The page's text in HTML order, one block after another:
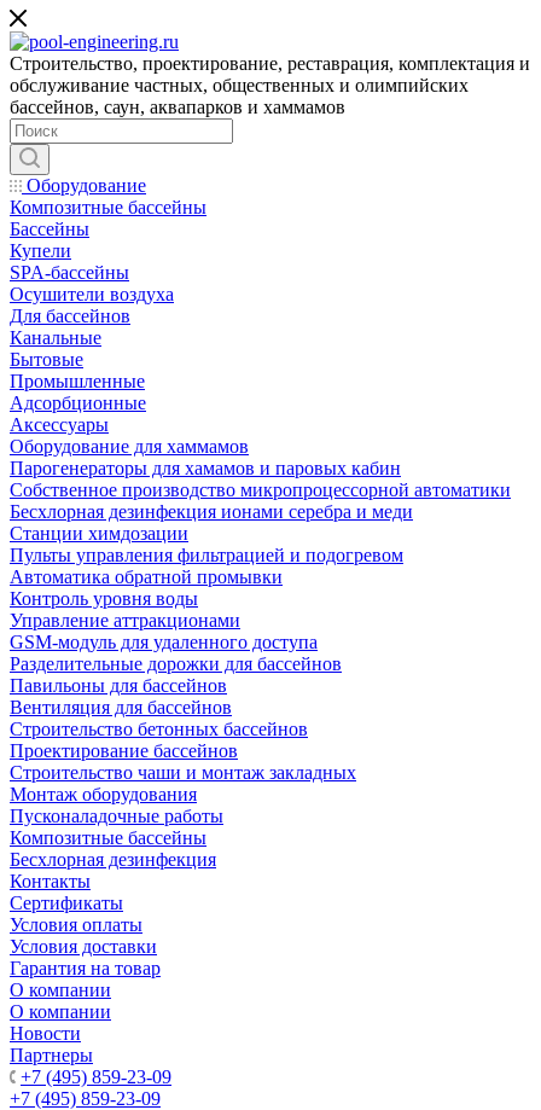
Строительство, проектирование, реставрация, комплектация и
обслуживание частных, общественных и олимпийских
бассейнов, саун, аквапарков и хаммамов
Оборудование
Композитные бассейны
Бассейны
Купели
SPA-бассейны
Осушители воздуха
Для бассейнов
Канальные
Бытовые
Промышленные
Адсорбционные
Аксессуары
Оборудование для хаммамов
Парогенераторы для хамамов и паровых кабин
Собственное производство микропроцессорной автоматики
Беcхлорная дезинфекция ионами серебра и меди
Станции химдозации
Пульты управления фильтрацией и подогревом
Автоматика обратной промывки
Контроль уровня воды
Управление аттракционами
GSM-модуль для удаленного доступа
Разделительные дорожки для бассейнов
Павильоны для бассейнов
Вентиляция для бассейнов
Строительство бетонных бассейнов
Проектирование бассейнов
Строительство чаши и монтаж закладных
Монтаж оборудования
Пусконаладочные работы
Композитные бассейны
Бесхлорная дезинфекция
Контакты
Сертификаты
Условия оплаты
Условия доставки
Гарантия на товар
О компании
О компании
Новости
Партнеры
+7 (495) 859-23-09
+7 (495) 859-23-09